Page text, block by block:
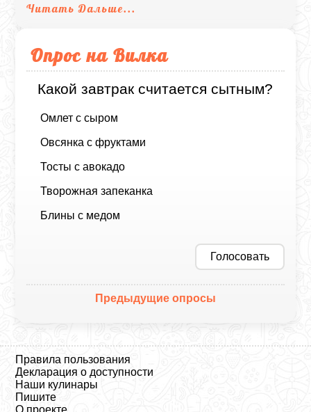
Читать Дальше...
Опрос на Вилка
Какой завтрак считается сытным?
Омлет с сыром
Овсянка с фруктами
Тосты с авокадо
Творожная запеканка
Блины с медом
Голосовать
Предыдущие опросы
Правила пользования
Декларация о доступности
Наши кулинары
Пишите